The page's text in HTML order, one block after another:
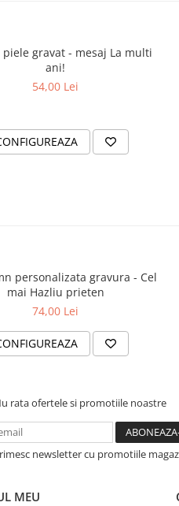
piele gravat - mesaj La multi
ani!
54,00 Lei
personalizata gravura - Cel
mai Hazliu prieten
74,00 Lei
rata ofertele si promotiile noastre
newsletter cu promotiile
MEU